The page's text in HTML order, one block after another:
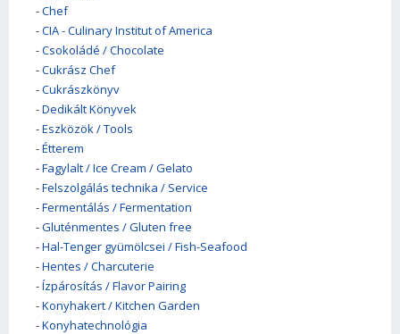
-Chef
-CIA - Culinary Institut of America
-Csokoládé / Chocolate
-Cukrász Chef
-Cukrászkönyv
-Dedikált Könyvek
-Eszközök / Tools
-Étterem
-Fagylalt / Ice Cream / Gelato
-Felszolgálás technika / Service
-Fermentálás / Fermentation
-Gluténmentes / Gluten free
-Hal-Tenger gyümölcsei / Fish-Seafood
-Hentes / Charcuterie
-Ízpárosítás / Flavor Pairing
-Konyhakert / Kitchen Garden
-Konyhatechnológia